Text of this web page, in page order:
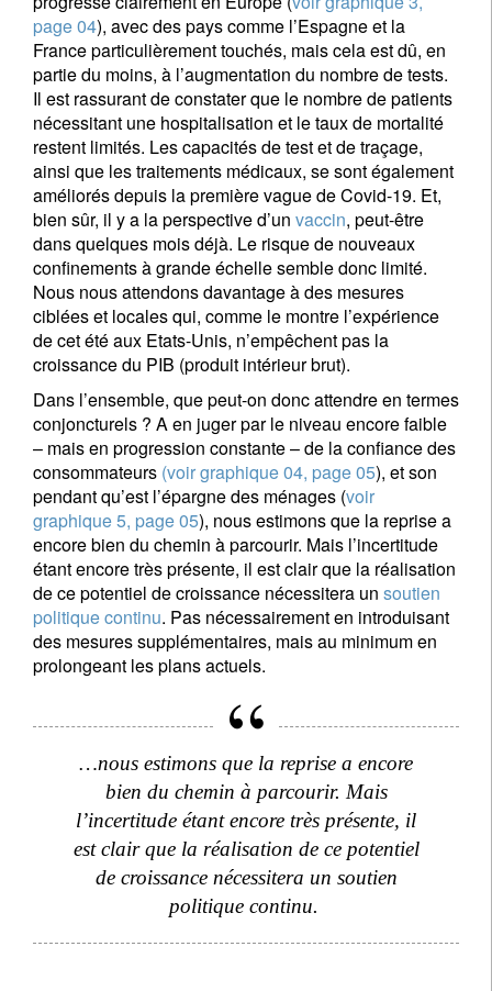
page 04), avec des pays comme l’Espagne et la
France particulièrement touchés, mais cela est dû, en
partie du moins, à l’augmentation du nombre de tests.
Il est rassurant de constater que le nombre de patients
nécessitant une hospitalisation et le taux de mortalité
restent limités. Les capacités de test et de traçage,
ainsi que les traitements médicaux, se sont également
améliorés depuis la première vague de Covid-19. Et,
bien sûr, il y a la perspective d’un vaccin, peut-être
dans quelques mois déjà. Le risque de nouveaux
confinements à grande échelle semble donc limité.
Nous nous attendons davantage à des mesures
ciblées et locales qui, comme le montre l’expérience
de cet été aux Etats-Unis, n’empêchent pas la
croissance du PIB (produit intérieur brut).
Dans l’ensemble, que peut-on donc attendre en termes
conjoncturels ? A en juger par le niveau encore faible
– mais en progression constante – de la confiance des
consommateurs (voir graphique 04, page 05), et son
pendant qu’est l’épargne des ménages (voir
graphique 5, page 05), nous estimons que la reprise a
encore bien du chemin à parcourir. Mais l’incertitude
étant encore très présente, il est clair que la réalisation
de ce potentiel de croissance nécessitera un soutien
politique continu. Pas nécessairement en introduisant
des mesures supplémentaires, mais au minimum en
prolongeant les plans actuels.
…nous estimons que la reprise a encore
bien du chemin à parcourir. Mais
l’incertitude étant encore très présente, il
est clair que la réalisation de ce potentiel
de croissance nécessitera un soutien
politique continu.